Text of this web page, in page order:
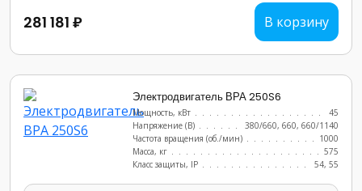
281 181 ₽ В корзину
Электродвигатель ВРА 250S6
Мощность, кВт
45
Напряжение (В)
380/660, 660, 660/1140
Частота вращения (об./мин)
1000
Масса, кг
575
Класс защиты, IP
54, 55